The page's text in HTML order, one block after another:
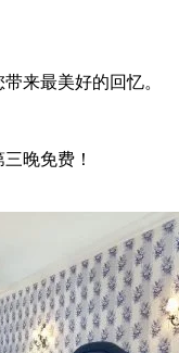
来最美好的回忆。
晚免费！